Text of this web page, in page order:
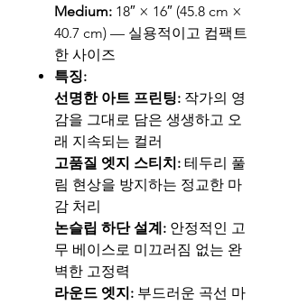
Medium: 18″ × 16″ (45.8 cm ×
40.7 cm) — 실용적이고 컴팩트
한 사이즈
특징:
선명한 아트 프린팅: 작가의 영
감을 그대로 담은 생생하고 오
래 지속되는 컬러
고품질 엣지 스티치: 테두리 풀
림 현상을 방지하는 정교한 마
감 처리
논슬립 하단 설계: 안정적인 고
무 베이스로 미끄러짐 없는 완
벽한 고정력
라운드 엣지: 부드러운 곡선 마